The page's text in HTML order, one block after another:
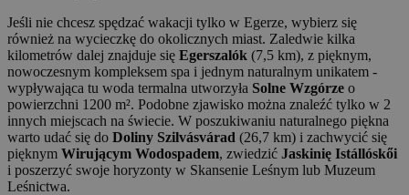
Jeśli nie chcesz spędzać wakacji tylko w Egerze, wybierz się
również na wycieczkę do okolicznych miast. Zaledwie kilka
kilometrów dalej znajduje się Egerszalók (7,5 km), z pięknym,
nowoczesnym kompleksem spa i jednym naturalnym unikatem -
wypływająca tu woda termalna utworzyła Solne Wzgórze o
powierzchni 1200 m². Podobne zjawisko można znaleźć tylko w 2
innych miejscach na świecie. W poszukiwaniu naturalnego piękna
warto udać się do Doliny Szilvásvárad (26,7 km) i zachwycić się
pięknym Wirującym Wodospadem, zwiedzić Jaskinię Istállóskői
i poszerzyć swoje horyzonty w Skansenie Leśnym lub Muzeum
Leśnictwa.